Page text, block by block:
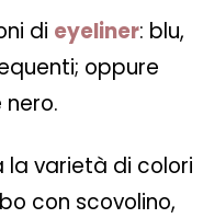
di eyeliner: blu,
oppure
la varietà di colori
con scovolino,